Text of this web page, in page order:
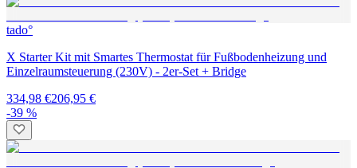
tado°
X Starter Kit mit Smartes Thermostat für Fußbodenheizung und
Einzelraumsteuerung (230V) - 2er-Set + Bridge
334,98 €206,95 €
-39 %